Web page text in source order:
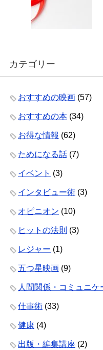
カテゴリー
おすすめの映画 (57)
おすすめの本 (34)
お得な情報 (62)
ためになる話 (7)
イベント (3)
インタビュー術 (3)
オピニオン (10)
ヒットの法則 (3)
レジャー (1)
五つ星映画 (9)
人間関係・コミュニケ
仕事術 (33)
健康 (4)
出版・編集講座 (2)